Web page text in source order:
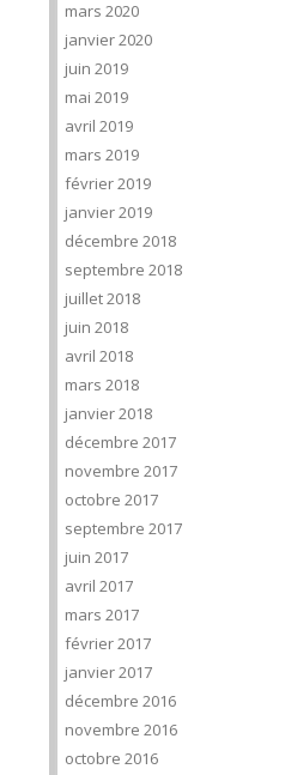
mars 2020
janvier 2020
juin 2019
mai 2019
avril 2019
mars 2019
février 2019
janvier 2019
décembre 2018
septembre 2018
juillet 2018
juin 2018
avril 2018
mars 2018
janvier 2018
décembre 2017
novembre 2017
octobre 2017
septembre 2017
juin 2017
avril 2017
mars 2017
février 2017
janvier 2017
décembre 2016
novembre 2016
octobre 2016